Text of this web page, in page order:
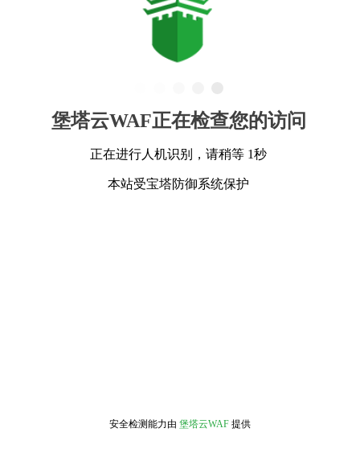
堡塔云WAF正在检查您的访问
正在进行人机识别，请稍等 1秒
本站受宝塔防御系统保护
安全检测能力由 堡塔云WAF 提供